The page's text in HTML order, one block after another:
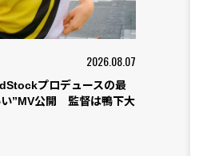
2026.08.07
プロデュースの最
い”MV公開 監督は鴨下大